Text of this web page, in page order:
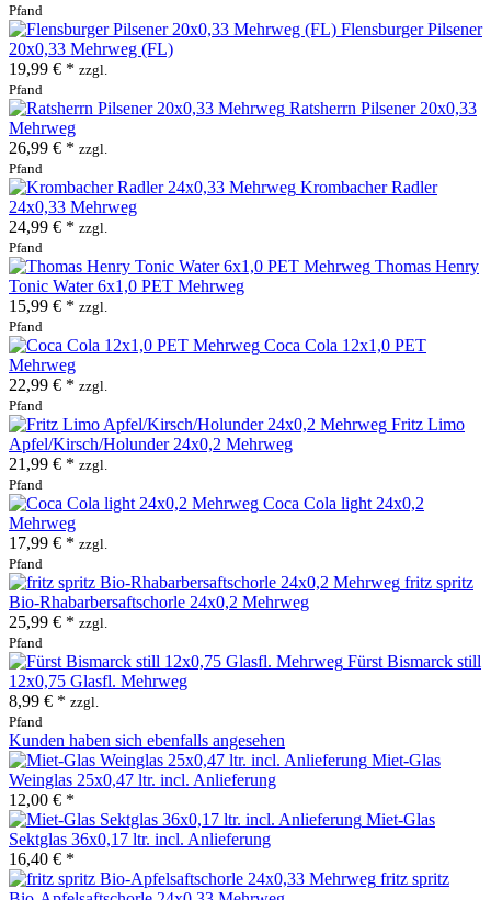
Pfand
Flensburger Pilsener
20x0,33 Mehrweg (FL)
19,99 € * zzgl.
Pfand
Ratsherrn Pilsener 20x0,33
Mehrweg
26,99 € * zzgl.
Pfand
Krombacher Radler
24x0,33 Mehrweg
24,99 € * zzgl.
Pfand
Thomas Henry
Tonic Water 6x1,0 PET Mehrweg
15,99 € * zzgl.
Pfand
Coca Cola 12x1,0 PET
Mehrweg
22,99 € * zzgl.
Pfand
Fritz Limo
Apfel/Kirsch/Holunder 24x0,2 Mehrweg
21,99 € * zzgl.
Pfand
Coca Cola light 24x0,2
Mehrweg
17,99 € * zzgl.
Pfand
fritz spritz
Bio-Rhabarbersaftschorle 24x0,2 Mehrweg
25,99 € * zzgl.
Pfand
Fürst Bismarck still
12x0,75 Glasfl. Mehrweg
8,99 € * zzgl.
Pfand
Kunden haben sich ebenfalls angesehen
Miet-Glas
Weinglas 25x0,47 ltr. incl. Anlieferung
12,00 € *
Miet-Glas
Sektglas 36x0,17 ltr. incl. Anlieferung
16,40 € *
fritz spritz